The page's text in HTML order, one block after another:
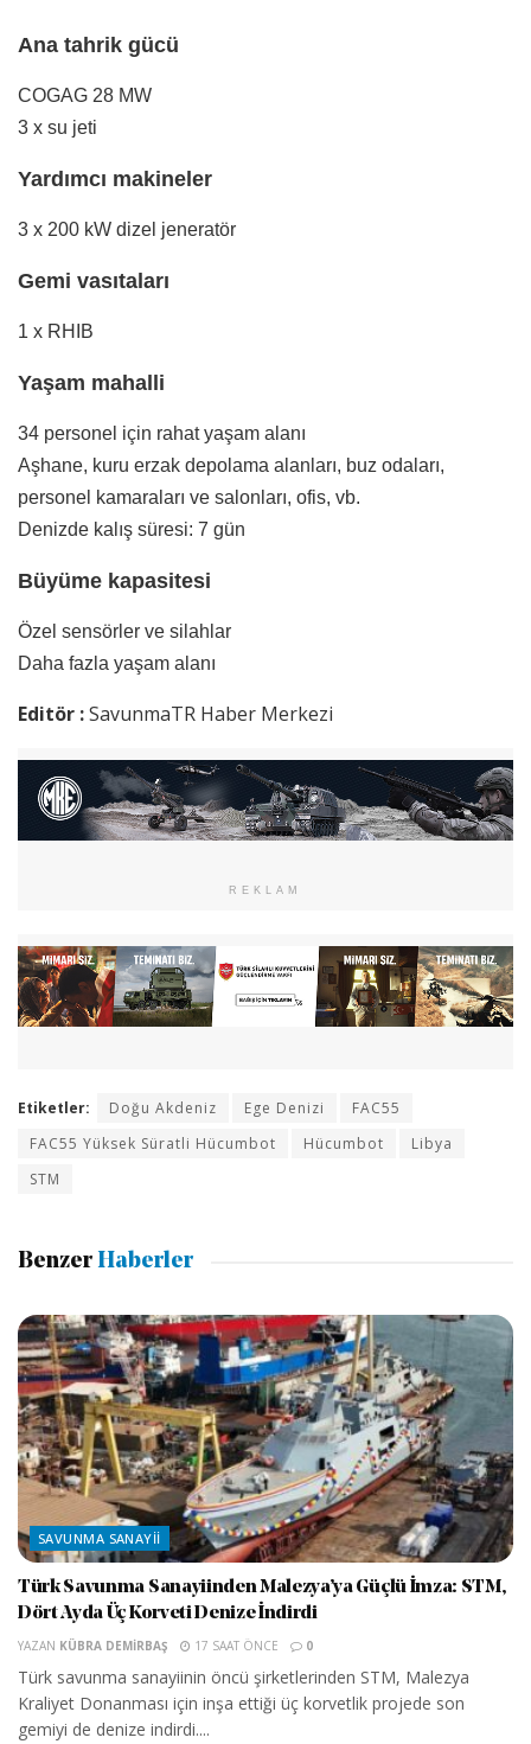
Ana tahrik gücü
COGAG 28 MW
3 x su jeti
Yardımcı makineler
3 x 200 kW dizel jeneratör
Gemi vasıtaları
1 x RHIB
Yaşam mahalli
34 personel için rahat yaşam alanı
Aşhane, kuru erzak depolama alanları, buz odaları,
personel kamaraları ve salonları, ofis, vb.
Denizde kalış süresi: 7 gün
Büyüme kapasitesi
Özel sensörler ve silahlar
Daha fazla yaşam alanı
Editör :SavunmaTR Haber Merkezi
REKLAM
Etiketler: Doğu Akdeniz Ege Denizi
FAC55
FAC55 Yüksek Süratli Hücumbot
Hücumbot
Libya
STM
Benzer Haberler
SAVUNMA SANAYII
Türk Savunma Sanayiinden Malezya’ya Güçlü İmza: STM,
Dört Ayda Üç Korveti Denize İndirdi
YAZAN KÜBRA DEMIRBAŞ 17 SAAT ÖNCE 0
Türk savunma sanayiinin öncü şirketlerinden STM, Malezya
Kraliyet Donanması için inşa ettiği üç korvetlik projede son
gemiyi de denize indirdi....